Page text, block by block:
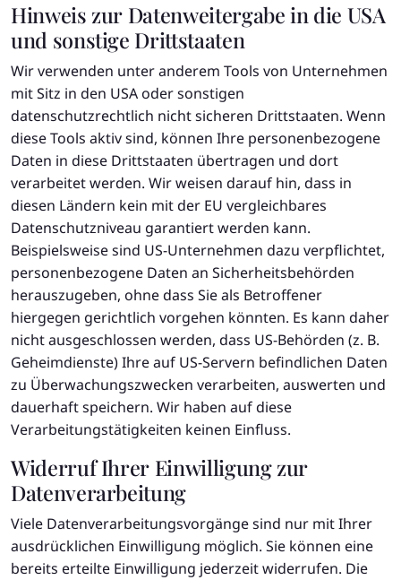
Hinweis zur Datenweitergabe in die USA
und sonstige Drittstaaten
Wir verwenden unter anderem Tools von Unternehmen
mit Sitz in den USA oder sonstigen
datenschutzrechtlich nicht sicheren Drittstaaten. Wenn
diese Tools aktiv sind, können Ihre personenbezogene
Daten in diese Drittstaaten übertragen und dort
verarbeitet werden. Wir weisen darauf hin, dass in
diesen Ländern kein mit der EU vergleichbares
Datenschutzniveau garantiert werden kann.
Beispielsweise sind US-Unternehmen dazu verpflichtet,
personenbezogene Daten an Sicherheitsbehörden
herauszugeben, ohne dass Sie als Betroffener
hiergegen gerichtlich vorgehen könnten. Es kann daher
nicht ausgeschlossen werden, dass US-Behörden (z. B.
Geheimdienste) Ihre auf US-Servern befindlichen Daten
zu Überwachungszwecken verarbeiten, auswerten und
dauerhaft speichern. Wir haben auf diese
Verarbeitungstätigkeiten keinen Einfluss.
Widerruf Ihrer Einwilligung zur
Datenverarbeitung
Viele Datenverarbeitungsvorgänge sind nur mit Ihrer
ausdrücklichen Einwilligung möglich. Sie können eine
bereits erteilte Einwilligung jederzeit widerrufen. Die